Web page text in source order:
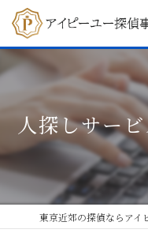
人探しサー